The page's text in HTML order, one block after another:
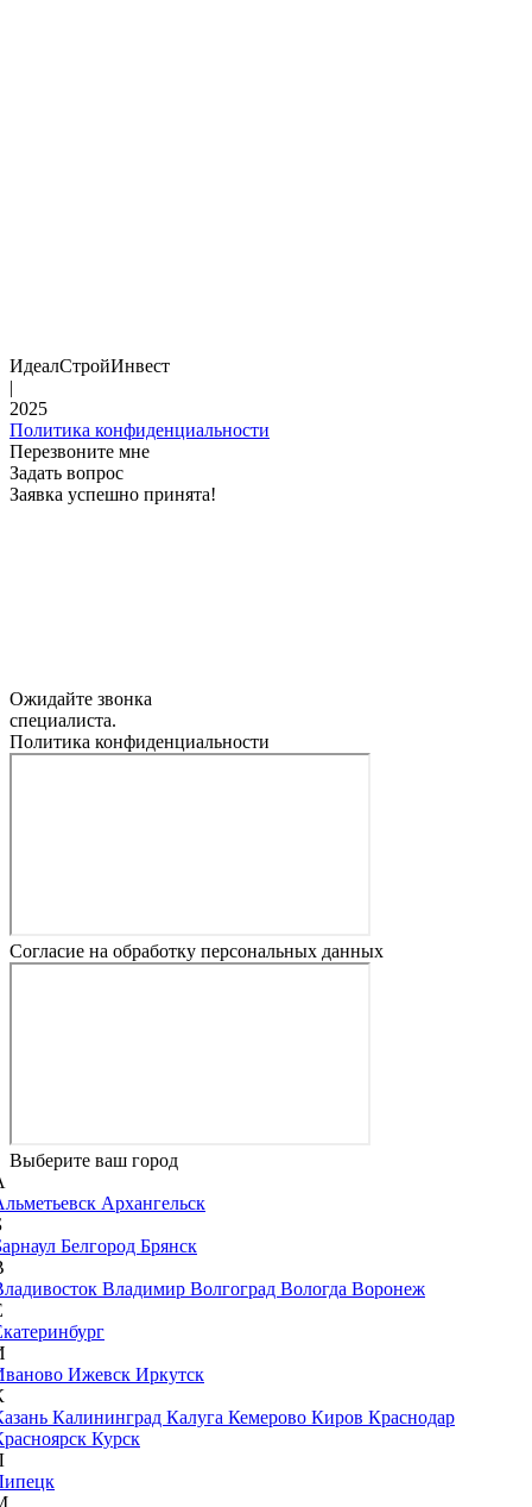
ИдеалСтройИнвест
|
2025
Политика конфиденциальности
Перезвоните мне
Задать вопрос
Заявка успешно принята!
Ожидайте звонка
специалиста.
Политика конфиденциальности
Согласие на обработку персональных данных
Выберите ваш город
Архангельск
Белгород Брянск
Владимир Волгоград Вологда Воронеж
Ижевск Иркутск
Калининград Калуга Кемерово Киров Краснодар
Курск